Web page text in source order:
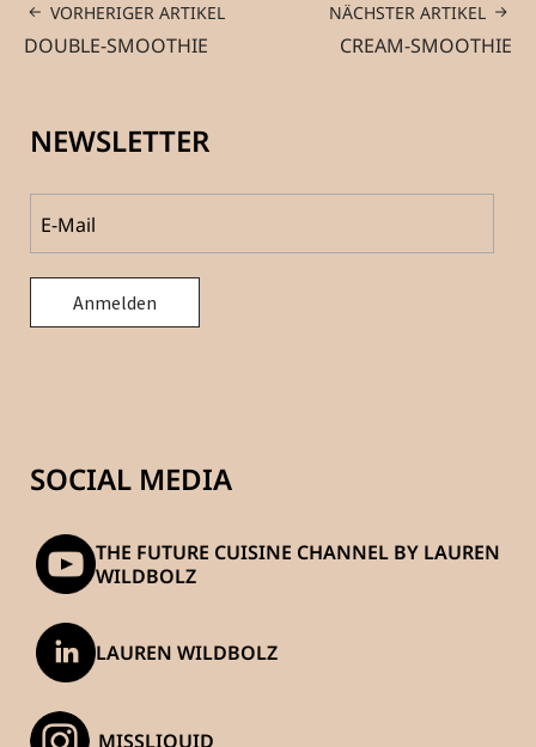
VORHERIGER ARTIKEL
DOUBLE-SMOOTHIE
NÄCHSTER ARTIKEL
CREAM-SMOOTHIE
NEWSLETTER
SOCIAL MEDIA
THE FUTURE CUISINE CHANNEL BY LAUREN
WILDBOLZ
LAUREN WILDBOLZ
_MISSLIQUID_